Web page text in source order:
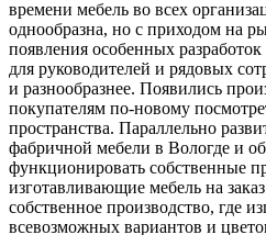
времени мебель во всех
однообразна, но с приходом на
появления особенных
для руководителей и рядовых
и разнообразнее. Появились
покупателям по-новому
пространства. Параллельно
фабричной мебели в Вологде и
функционировать собственные
изготавливающие мебель на
собственное производство, где
всевозможных вариантов и